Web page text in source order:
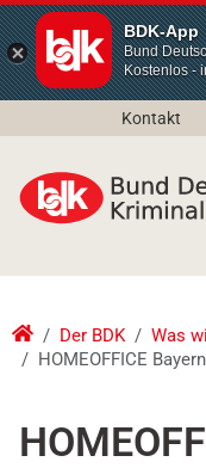
BDK-App
Bund
Kostenlos -
Kontakt
Der BDK Was
HOMEOFFICE Bayern